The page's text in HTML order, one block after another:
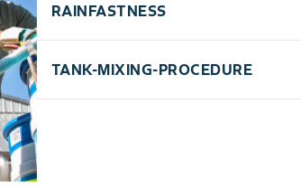
Application terrestre
// Minimum de 140 L/ha (15 gal/acre)
RAINFASTNESS
TANK-MIXING-PROCEDURE